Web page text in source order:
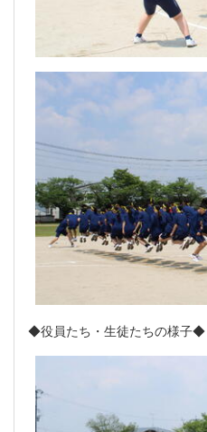
◆役員たち・生徒たちの様子◆